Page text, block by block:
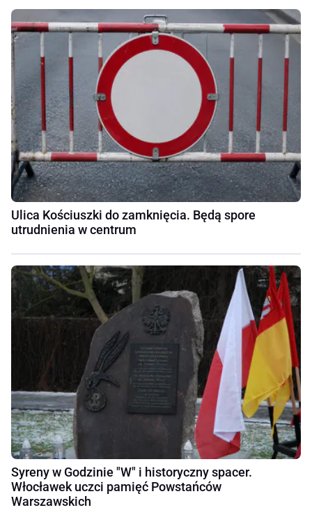
Ulica Kościuszki do zamknięcia. Będą spore
utrudnienia w centrum
Syreny w Godzinie "W" i historyczny spacer.
Włocławek uczci pamięć Powstańców
Warszawskich